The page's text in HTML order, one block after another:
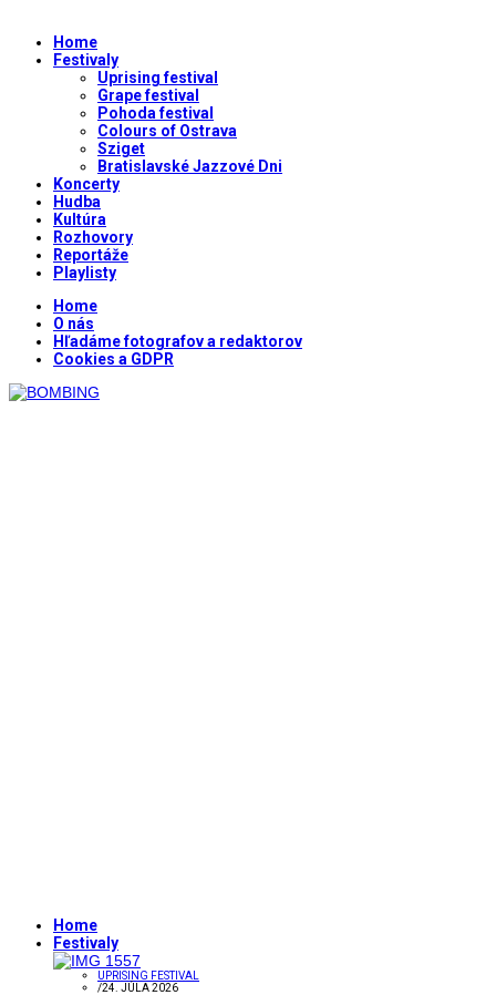
Home
Festivaly
Uprising festival
Grape festival
Pohoda festival
Colours of Ostrava
Sziget
Bratislavské Jazzové Dni
Koncerty
Hudba
Kultúra
Rozhovory
Reportáže
Playlisty
Home
O nás
Hľadáme fotografov a redaktorov
Cookies a GDPR
Home
Festivaly
UPRISING FESTIVAL
/24. JÚLA 2026